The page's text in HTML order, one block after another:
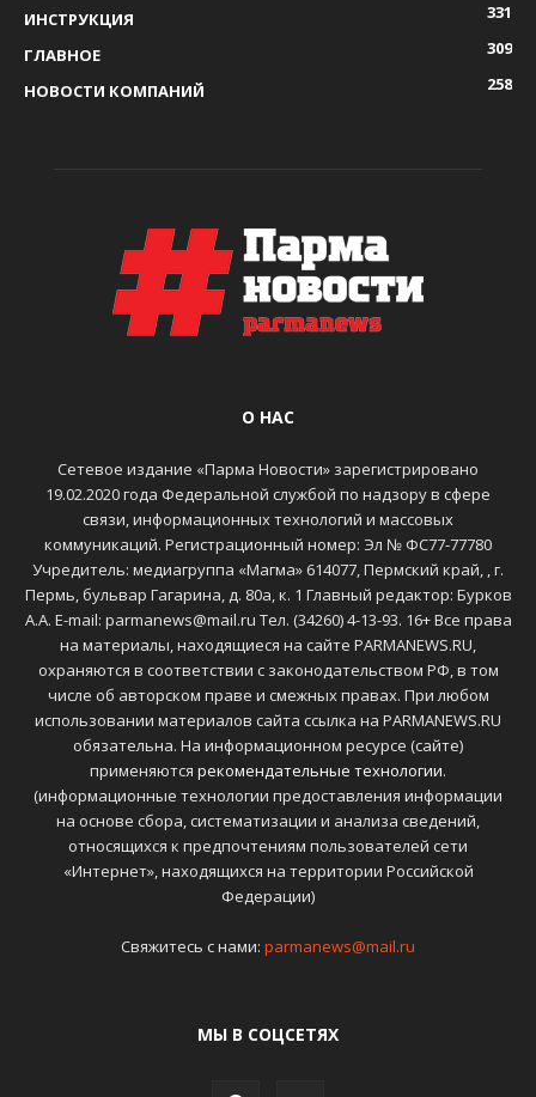
ИНСТРУКЦИЯ
331
ГЛАВНОЕ
309
НОВОСТИ КОМПАНИЙ
258
О НАС
Сетевое издание «Парма Новости» зарегистрировано
19.02.2020 года Федеральной службой по надзору в сфере
связи, информационных технологий и массовых
коммуникаций. Регистрационный номер: Эл № ФС77-77780
Учредитель: медиагруппа «Магма» 614077, Пермский край, , г.
Пермь, бульвар Гагарина, д. 80а, к. 1 Главный редактор: Бурков
А.А. E-mail: parmanews@mail.ru Тел. (34260) 4-13-93. 16+ Все права
на материалы, находящиеся на сайте PARMANEWS.RU,
охраняются в соответствии с законодательством РФ, в том
числе об авторском праве и смежных правах. При любом
использовании материалов сайта ссылка на PARMANEWS.RU
обязательна. На информационном ресурсе (сайте)
применяются рекомендательные технологии.
(информационные технологии предоставления информации
на основе сбора, систематизации и анализа сведений,
относящихся к предпочтениям пользователей сети
«Интернет», находящихся на территории Российской
Федерации)
Свяжитесь с нами: parmanews@mail.ru
МЫ В СОЦСЕТЯХ